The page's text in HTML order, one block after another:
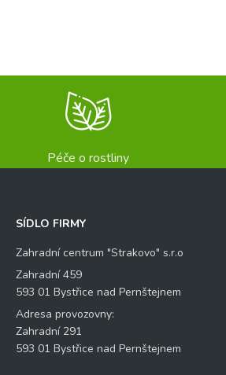
Péče o rostliny
SÍDLO FIRMY
Zahradní centrum "Strakovo" s.r.o
Zahradní 459
593 01 Bystřice nad Pernštejnem
Adresa provozovny:
Zahradní 291
593 01 Bystřice nad Pernštejnem